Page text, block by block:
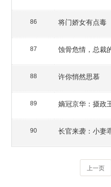
86 将门娇女有点毒
87 蚀骨危情，总裁
88 许你悄然思慕
89 嫡冠京华：摄政
90 长官来袭：小妻
上一页